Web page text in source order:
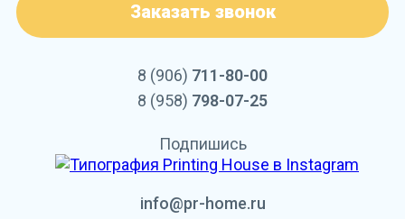
Заказать звонок
8 (906) 711-80-00
8 (958) 798-07-25
Подпишись
info@pr-home.ru